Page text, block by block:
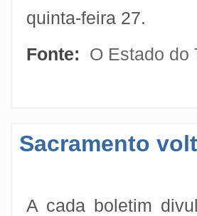
quinta-feira 27.
Fonte:
O Estado do
Sacramento
A cada boletim